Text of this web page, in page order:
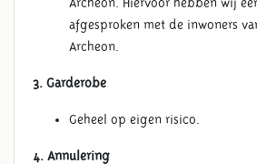
afgesproken met de inwoners
Archeon.
3. Garderobe
Geheel op eigen risico.
4. Annulering